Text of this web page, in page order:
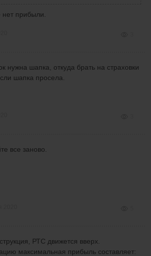
прибыли.
нужна шапка, откуда брать на страховки
шапка просела.
все заново.
РТС движется вверх.
максимальная прибыль составляет: